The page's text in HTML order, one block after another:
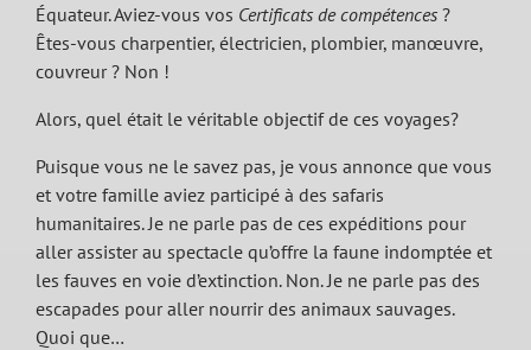
Équateur. Aviez-vous vos Certificats de compétences ?
Êtes-vous charpentier, électricien, plombier, manœuvre,
couvreur ? Non !
Alors, quel était le véritable objectif de ces voyages?
Puisque vous ne le savez pas, je vous annonce que vous
et votre famille aviez participé à des safaris
humanitaires. Je ne parle pas de ces expéditions pour
aller assister au spectacle qu’offre la faune indomptée et
les fauves en voie d’extinction. Non. Je ne parle pas des
escapades pour aller nourrir des animaux sauvages.
Quoi que…